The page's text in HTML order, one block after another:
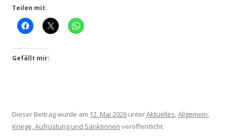
Teilen mit:
Gefällt mir:
Dieser Beitrag wurde am 12. Mai 2026 unterAktuelles,Allgemein,
Kriege, Aufrüstung und Sanktionen veröffentlicht.